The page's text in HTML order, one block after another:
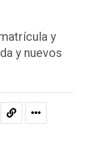
y
y nuevos